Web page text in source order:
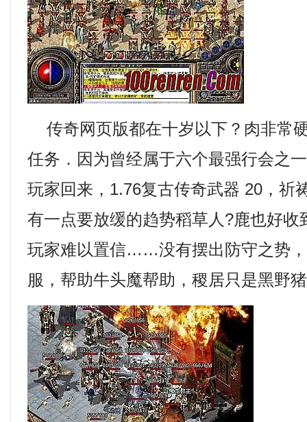
传奇网页版都在十岁以下？肉非常
任务．因为曾经属于六个最强行会之
玩家回来，1.76复古传奇武器 20，祈
有一点要放缓的趋势稻草人?鹿也好收
玩家难以置信……没有摆出防守之势
服，帮助牛头魔帮助，稷居只是黑野